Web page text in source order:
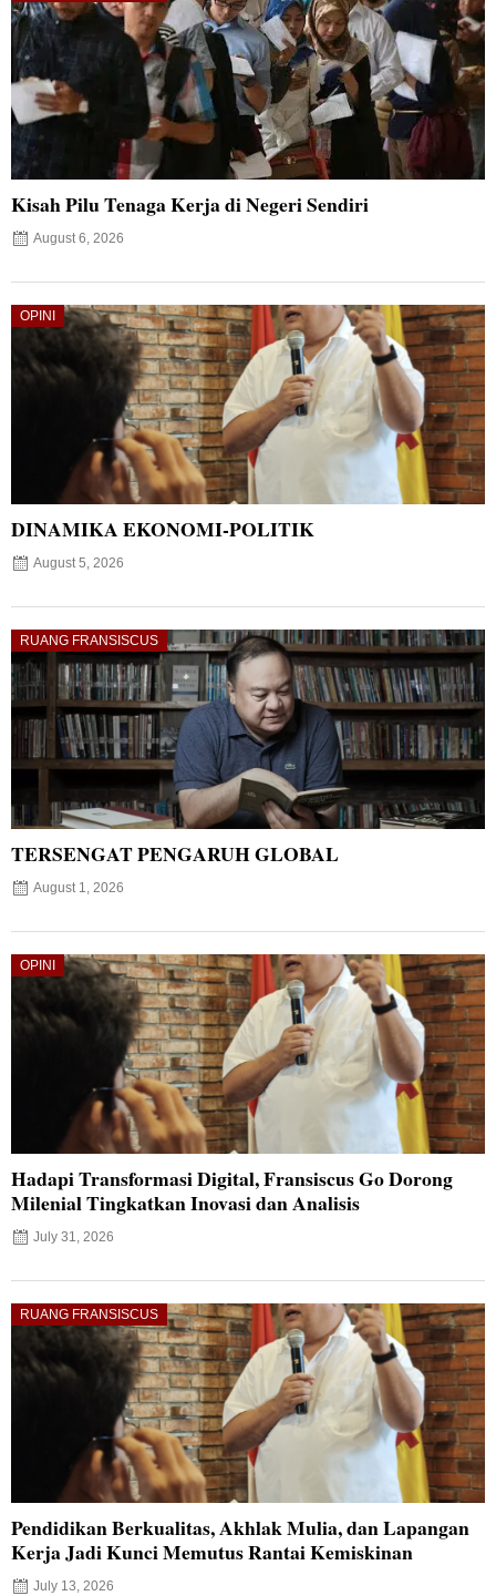
Kisah Pilu Tenaga Kerja di Negeri Sendiri
August 6, 2026
OPINI
DINAMIKA EKONOMI-POLITIK
August 5, 2026
RUANG FRANSISCUS
TERSENGAT PENGARUH GLOBAL
August 1, 2026
OPINI
Hadapi Transformasi Digital, Fransiscus Go Dorong
Milenial Tingkatkan Inovasi dan Analisis
July 31, 2026
RUANG FRANSISCUS
Pendidikan Berkualitas, Akhlak Mulia, dan Lapangan
Kerja Jadi Kunci Memutus Rantai Kemiskinan
July 13, 2026